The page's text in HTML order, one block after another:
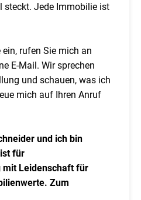
steckt. Jede Immobilie ist
rufen Sie mich an
E-Mail. Wir sprechen
und schauen, was ich
mich auf Ihren Anruf
und ich bin
für
Leidenschaft für
Zum